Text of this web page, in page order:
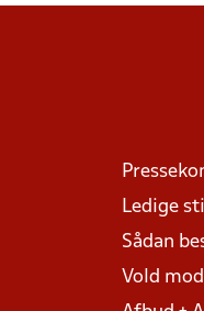
Ledige
Sådan
Vold